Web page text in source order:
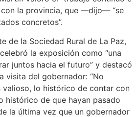
con la provincia, que —dijo— “se
concretos”.
de la Sociedad Rural de La Paz,
la exposición como “una
juntos hacia el futuro” y destacó
visita del gobernador: “No
valioso, lo histórico de contar con
histórico de que hayan pasado
la última vez que un gobernador